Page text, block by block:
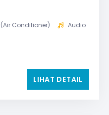
Conditioner)
Audio
dll)
LIHAT DETAIL